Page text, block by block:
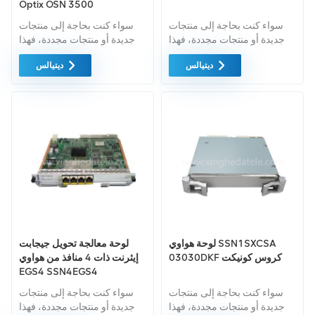
Optix OSN 3500
سواء كنت بحاجة إلى منتجات
جديدة أو منتجات مجددة، فهذا
أمر شامل الضمان كمعيار. نحن
فقط نشتري معدات السوق
توفير كل هذه بأفضل الأسعار
ديتيالس
سواء كنت بحاجة إلى منتجات
جديدة أو منتجات مجددة، فهذا
أمر شامل الضمان كمعيار. نحن
فقط نشتري معدات السوق
توفير كل هذه بأفضل الأسعار
ديتيالس
لوحة معالجة تحويل جيجابت
إيثرنت ذات 4 منافذ من هواوي
EGS4 SSN4EGS4
03052348
سواء كنت بحاجة إلى منتجات
جديدة أو منتجات مجددة، فهذا
لوحة هواوي SSN1SXCSA
03030DKF كروس كونيكت
سواء كنت بحاجة إلى منتجات
جديدة أو منتجات مجددة، فهذا